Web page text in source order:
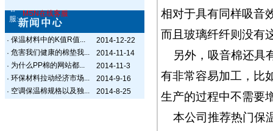
客
服:
MSN在线客服
· 保温材料中的K值R值...
2014-12-22
· 危害我们健康的棉垫我...
2014-11-14
· 为什么PP棉的网站都...
2014-11-3
· 环保材料拉动经济市场...
2014-9-16
· 空调保温棉规格以及独... 2014-8-25
相对于具有同样吸音
而且玻璃纤纤则没有
另外，吸音棉还具
有非常容易加工，比
生产的过程中不需要
本公司推荐热门保